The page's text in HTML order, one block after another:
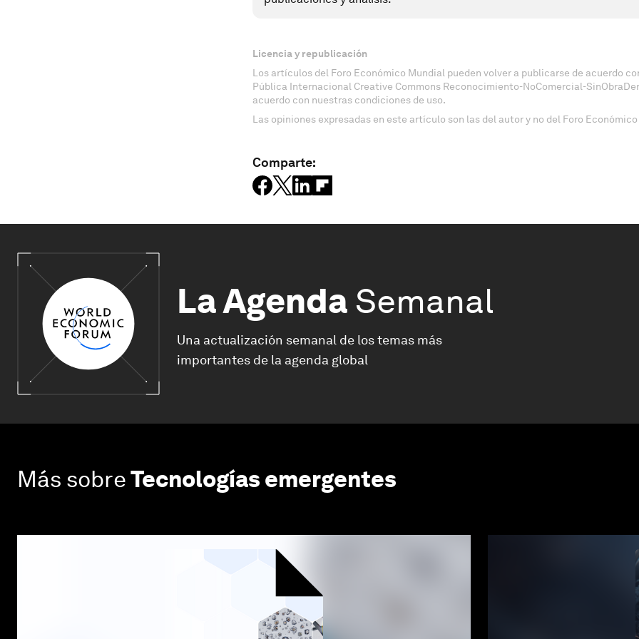
Licencia y republicación
Los artículos del Foro Económico Mundial pueden volver a publicarse de acuerdo
Pública Internacional Creative Commons Reconocimiento-NoComercial-
acuerdo con nuestras condiciones de uso.
Las opiniones expresadas en este artículo son las del autor y no del Foro
Comparte:
La Agenda Semanal
Una actualización semanal de los temas más
importantes de la agenda global
Más sobreTecnologías emergentes